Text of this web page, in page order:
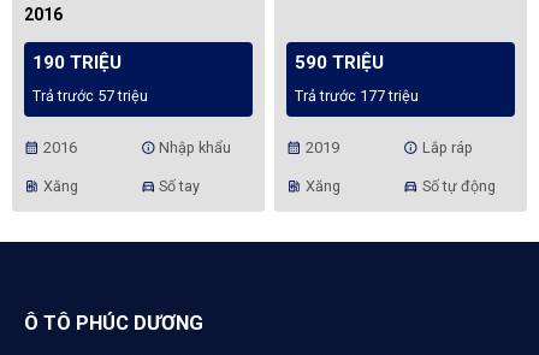
2016
190 TRIỆU
Trả trước 57 triệu
calendar_month 2016 info Nhập khẩu
ev_station Xăng directions_car Số tay
590 TRIỆU
Trả trước 177 triệu
calendar_month 2019 info Lắp ráp
ev_station Xăng directions_car Số tự động
Ô TÔ PHÚC DƯƠNG